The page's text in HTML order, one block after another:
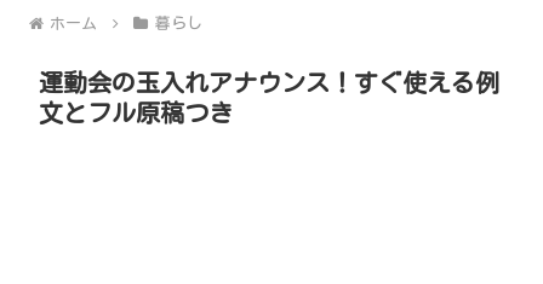
ホーム 暮らし
運動会の玉入れアナウンス！すぐ使える例
文とフル原稿つき